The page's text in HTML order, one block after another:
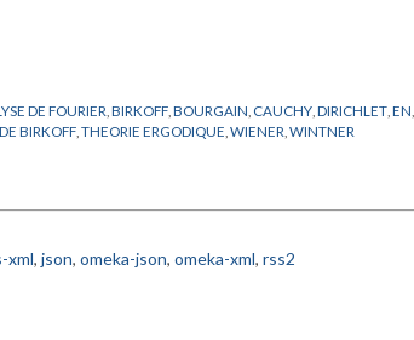
DE FOURIER ,BIRKOFF ,BOURGAIN CAUCHY ,DIRICHLET ,EN
BIRKOFF ,THEORIE ERGODIQUE ,WIENER ,WINTNER
xml,json,omeka-json,omeka-xml,rss2